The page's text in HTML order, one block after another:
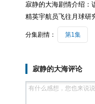
寂静的大海剧情介绍：
精英宇航员飞往月球研
分集剧情： 第1集
寂静的大海评论